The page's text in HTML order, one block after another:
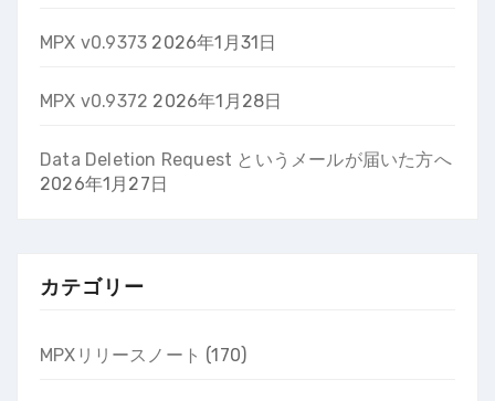
MPX v0.9373 2026年1月31日
MPX v0.9372 2026年1月28日
Data Deletion Request というメールが届いた方へ
2026年1月27日
カテゴリー
MPXリリースノート (170)